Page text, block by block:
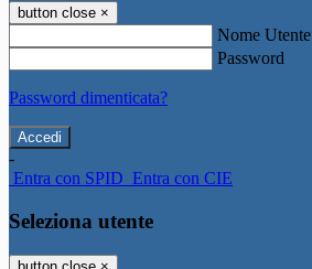
button close ×
Nome Utente
Password
Password dimenticata?
-
Entra con SPID Entra con CIE
Seleziona utente